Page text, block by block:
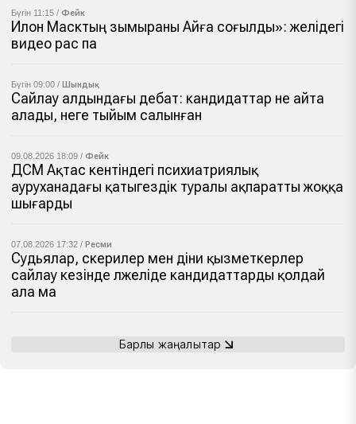
Бүгін 11:15 / Фейк
Илон Масктың зымыраны Айға соғылды»: желідегі
видео рас па
Бүгін 09:00 / Шындық
Сайлау алдындағы дебат: кандидаттар не айта
алады, неге тыйым салынған
09.08.2026 18:09 / Фейк
ДСМ Ақтас кентіндегі психиатриялық
ауруханадағы қатыгездік туралы ақпаратты жоққа
шығарды
07.08.2026 17:32 / Ресми
Судьялар, әскерилер мен діни қызметкерлер
сайлау кезінде әлжеліде кандидаттарды қолдай
ала ма
Барлық жаңалықтар